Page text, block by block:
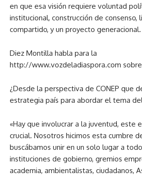
en que esa visión requiere voluntad
institucional, construcción de consenso,
compartido, y un proyecto generacional.
Diez Montilla habla para la
http://www.vozdeladiaspora.com
¿Desde la perspectiva de CONEP que
estrategia país para abordar el tema
«Hay que involucrar a la juventud, este
crucial. Nosotros hicimos esta cumbre
buscábamos unir en un solo lugar a
instituciones de gobierno, gremios
academia, ambientalistas, ciudadanos,